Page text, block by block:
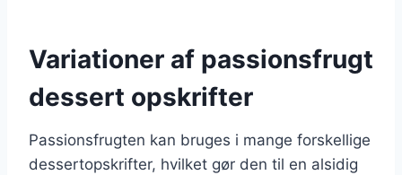
Variationer af passionsfrugt
dessert opskrifter
Passionsfrugten kan bruges i mange forskellige
dessertopskrifter, hvilket gør den til en alsidig